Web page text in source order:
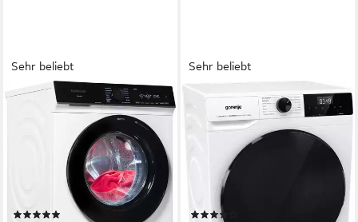
Sehr beliebt
SIEMENS
Waschmaschine iQ700
WG44B20Z0
Kapazität Waschen
Betriebsgeräusch
1400 U/min
Schleuderdrehzahl
Produktdatenblatt
(98)
Sehr beliebt
GORENJE
Waschmaschine WNHAI 84
APS/DE
Kapazität Waschen
72 dB(A)
1400 U/min